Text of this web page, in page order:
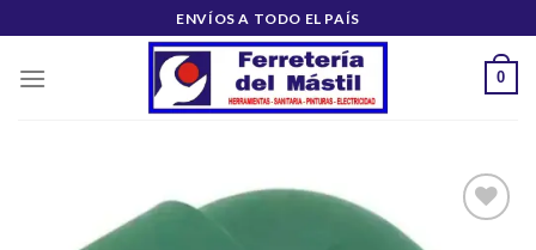
al
contenido
ENVÍOS A TODO EL PAÍS
0